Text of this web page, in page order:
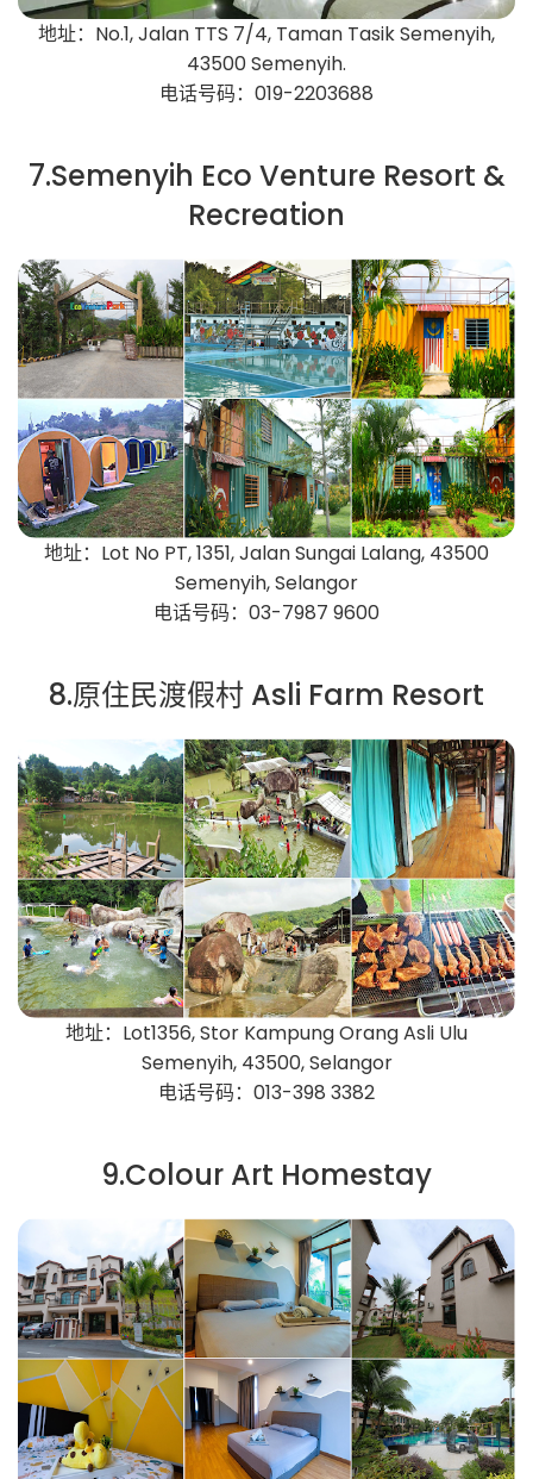
地址：No.1, Jalan TTS 7/4, Taman Tasik Semenyih,
43500 Semenyih.
电话号码：019-2203688
7.Semenyih Eco Venture Resort &
Recreation
地址：Lot No PT, 1351, Jalan Sungai Lalang, 43500
Semenyih, Selangor
电话号码：03-7987 9600
8.原住民渡假村 Asli Farm Resort
地址：Lot1356, Stor Kampung Orang Asli Ulu
Semenyih, 43500, Selangor
电话号码：013-398 3382
9.Colour Art Homestay